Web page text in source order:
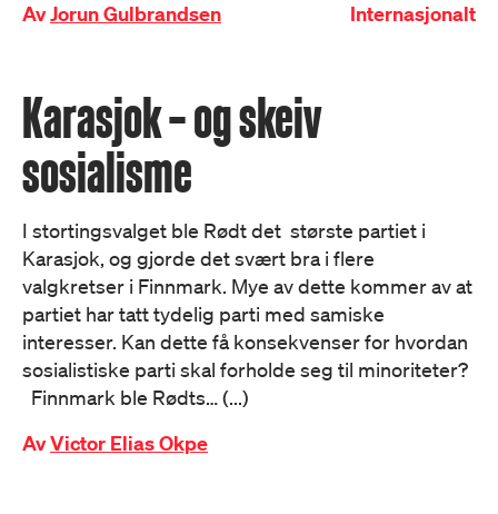
AvJorun Gulbrandsen Internasjonalt
Karasjok – og skeiv
sosialisme
I stortingsvalget ble Rødt det største partiet i
Karasjok, og gjorde det svært bra i flere
valgkretser i Finnmark. Mye av dette kommer av at
partiet har tatt tydelig parti med samiske
interesser. Kan dette få konsekvenser for hvordan
sosialistiske parti skal forholde seg til minoriteter?
Finnmark ble Rødts… (...)
AvVictor Elias Okpe